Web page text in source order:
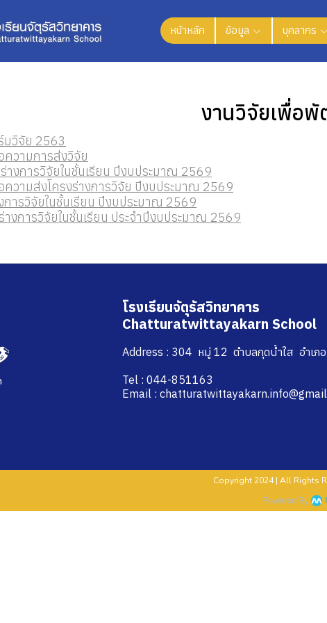
หน้าหลัก ข้อมูล บุคลากร
งานวิจัยเพื่อ
มวิจัย 2563
วามการส่งวิจัย
างการวิจัยในชั้นเรียน ปีงบประมาณ 2569
วามส่งโครงร่างการวิจัย ปีงบประมาณ 2569
การวิจัยในชั้นเรียน ปีงบประมาณ 2569
างการวิจัยในชั้นเรียน ประจำปีงบประมาณ 2569
โรงเรียนจัตุรัสวิทยาคาร
Chatturatwittayakarn School
Address : 304 หมู่ 12 ตำบลกุดน้ำใส อำเภ
Tel : 044-851163
Email :
Copyright 2024 | All Rights
Powered By